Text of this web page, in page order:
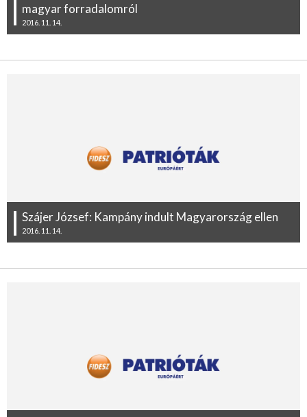
magyar forradalomról
2016. 11. 14.
Szájer József: Kampány indult Magyarország ellen
2016. 11. 14.